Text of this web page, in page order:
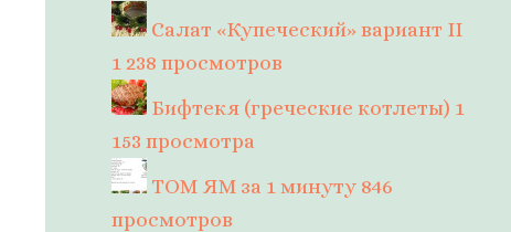
Салат «Купеческий» вариант II
1 238 просмотров
Бифтекя (греческие котлеты) 1
153 просмотра
ТОМ ЯМ за 1 минуту 846
просмотров